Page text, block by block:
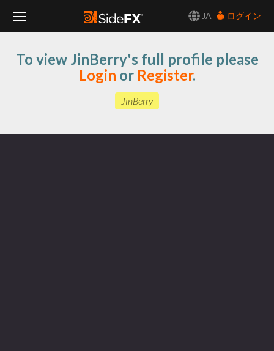
JA
ログイン
Navigation
To view JinBerry's full profile please
Login or Register.
JinBerry